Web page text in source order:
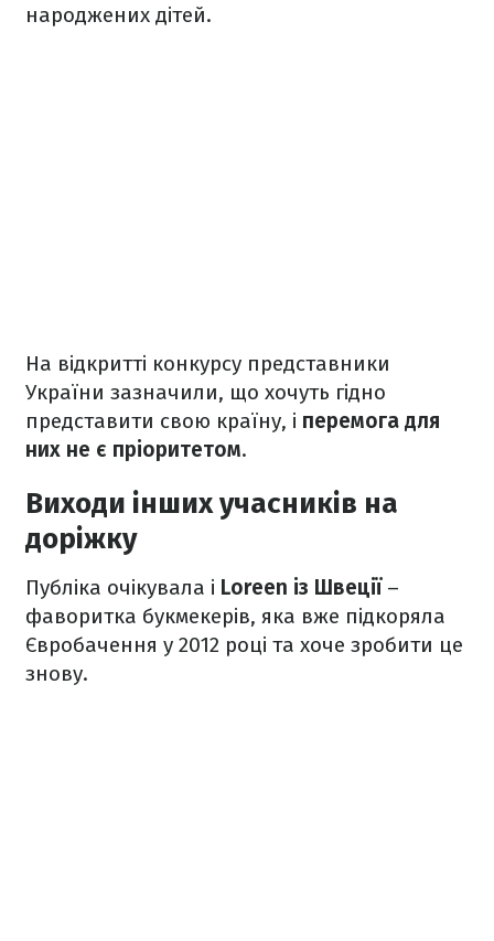
народжених дітей.
На відкритті конкурсу представники
України зазначили, що хочуть гідно
представити свою країну, і перемога для
них не є пріоритетом.
Виходи інших учасників на
доріжку
Публіка очікувала і Loreen із Швеції–
фаворитка букмекерів, яка вже підкоряла
Євробачення у 2012 році та хоче зробити це
знову.